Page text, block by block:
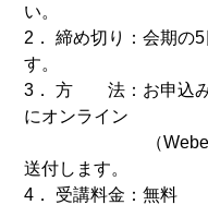
い。
2． 締め切り：会期の
す。
3． 方 法：お申込み
にオンライン
（Webex会議
送付します。
4． 受講料金：無料